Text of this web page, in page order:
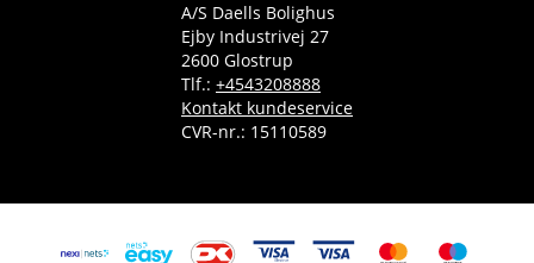
A/S Daells Bolighus
Ejby Industrivej 27
2600 Glostrup
Tlf.: +4543208888
Kontakt kundeservice
CVR-nr.: 15110589